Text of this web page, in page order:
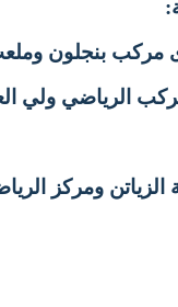
مركب بنجلون
الرياضي ولي
ومركز